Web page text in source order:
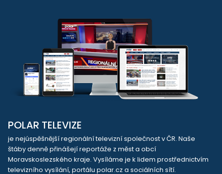
POLAR TELEVIZE
je nejúspěšnější regionální televizní společnost v ČR. Naše
štáby denně přinášejí reportáže z měst a obcí
Moravskoslezského kraje. Vysíláme je k lidem prostřednictvím
televizního vysílání, portálu polar.cz a sociálních sítí.